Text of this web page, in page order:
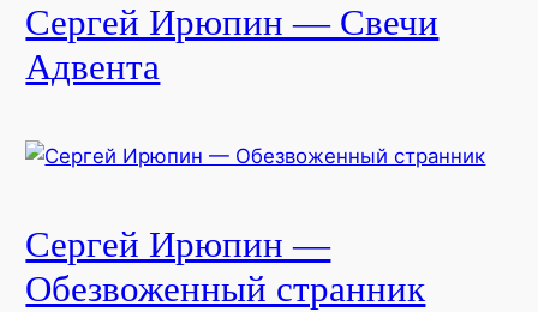
Сергей Ирюпин — Свечи
Адвента
Сергей Ирюпин —
Обезвоженный странник